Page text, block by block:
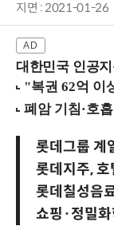
지면 :2021-01-26
대한민국 인공지능과
롯데그룹 계
롯데지주,
롯데칠성음
쇼핑·정밀